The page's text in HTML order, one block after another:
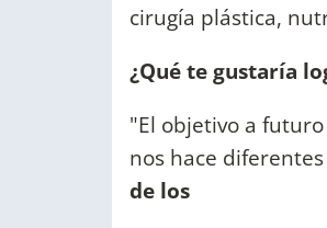
cirugía plástica,
¿Qué te gustaría
"El objetivo a
nos hace
de los